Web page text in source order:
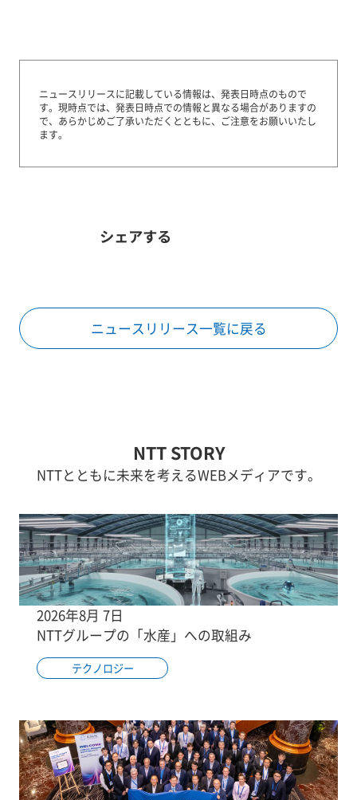
ニュースリリースに記載している情報は、発表日時点のもので
す。 現時点では、発表日時点での情報と異なる場合がありますの
で、あらかじめご了承いただくとともに、ご注意をお願いいたし
ます。
シェアする
ニュースリリース一覧に戻る
NTT STORY
NTTとともに未来を考えるWEBメディアです。
2026年8月 7日
NTTグループの「水産」への取組み
テクノロジー